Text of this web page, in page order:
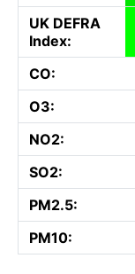
UK DEFRA
Index:
CO:
O3:
NO2:
SO2:
PM2.5:
PM10: